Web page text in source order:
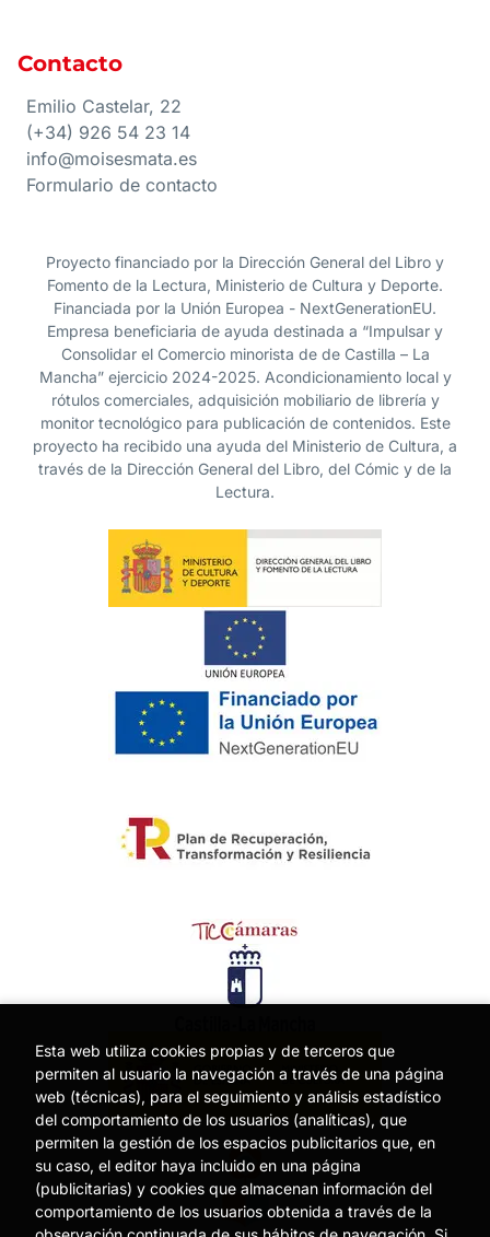
Contacto
Emilio Castelar, 22
(+34) 926 54 23 14
info@moisesmata.es
Formulario de contacto
Proyecto financiado por la Dirección General del Libro y
Fomento de la Lectura, Ministerio de Cultura y Deporte.
Financiada por la Unión Europea - NextGenerationEU.
Empresa beneficiaria de ayuda destinada a “Impulsar y
Consolidar el Comercio minorista de de Castilla – La
Mancha” ejercicio 2024-2025. Acondicionamiento local y
rótulos comerciales, adquisición mobiliario de librería y
monitor tecnológico para publicación de contenidos. Este
proyecto ha recibido una ayuda del Ministerio de Cultura, a
través de la Dirección General del Libro, del Cómic y de la
Lectura.
Esta web utiliza cookies propias y de terceros que
permiten al usuario la navegación a través de una página
web (técnicas), para el seguimiento y análisis estadístico
del comportamiento de los usuarios (analíticas), que
permiten la gestión de los espacios publicitarios que, en
su caso, el editor haya incluido en una página
(publicitarias) y cookies que almacenan información del
comportamiento de los usuarios obtenida a través de la